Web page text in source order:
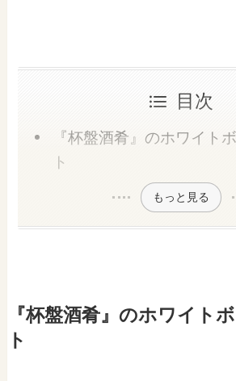
目次
『杯盤酒肴』のホワイト
ト
もっと見る
『杯盤酒肴』のホワイト
ト